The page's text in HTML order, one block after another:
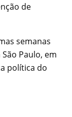
de
semanas
Paulo, em
política do